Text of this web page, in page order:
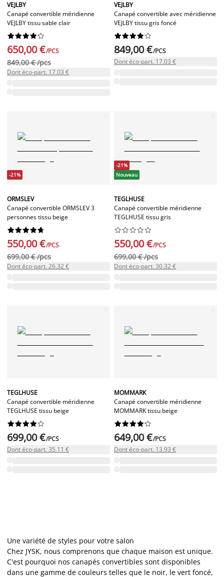
VEJLBY
Canapé convertible méridienne
VEJLBY tissu sable clair






650,00 €/PCS
849,00 € /pcs
Dont éco-part. 17.03 €
VEJLBY
Canapé convertible avec méridienne
VEJLBY tissu gris foncé






849,00 €/PCS
Dont éco-part. 17.03 €
-21%
ORMSLEV
Canapé convertible ORMSLEV 3
personnes tissu beige






550,00 €/PCS
699,00 € /pcs
Dont éco-part. 26.32 €
-21%
Nouveau
TEGLHUSE
Canapé convertible méridienne
TEGLHUSE tissu gris






550,00 €/PCS
699,00 € /pcs
Dont éco-part. 30.32 €
TEGLHUSE
Canapé convertible méridienne
TEGLHUSE tissu beige






699,00 €/PCS
Dont éco-part. 35.11 €
MOMMARK
Canapé convertible méridienne
MOMMARK tissu beige






649,00 €/PCS
Dont éco-part. 13.93 €
Une variété de styles pour votre salon
Chez JYSK, nous comprenons que chaque maison est unique.
C'est pourquoi nos canapés convertibles sont disponibles
dans une gamme de couleurs telles que le noir, le vert foncé,